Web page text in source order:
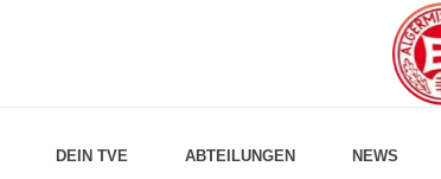
DEIN TVE ABTEILUNGEN NEWS